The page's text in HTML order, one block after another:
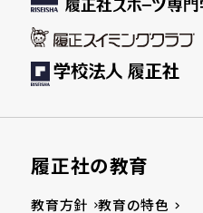
履正社の教育
教育方針 教育の特色